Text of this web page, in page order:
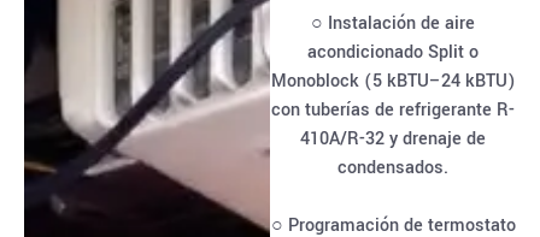
○ Instalación de aire
acondicionado Split o
Monoblock (5 kBTU–24 kBTU)
con tuberías de refrigerante R-
410A/R-32 y drenaje de
condensados.
○ Programación de termostato